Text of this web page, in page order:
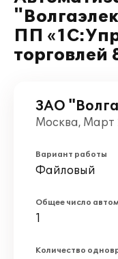
ПП
торговлей
ЗАО
Москва, Март
Вариант работы
Файловый
Общее число
1
Количество